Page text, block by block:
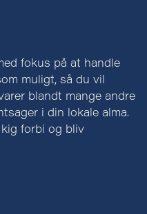
fokus på at handle
muligt, så du vil
blandt mange andre
i din lokale alma.
forbi og bliv